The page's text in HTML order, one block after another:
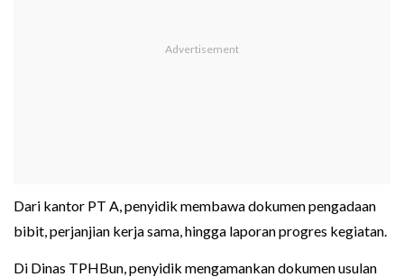
Dari kantor PT A, penyidik membawa dokumen pengadaan
bibit, perjanjian kerja sama, hingga laporan progres kegiatan.
Di Dinas TPHBun, penyidik mengamankan dokumen usulan